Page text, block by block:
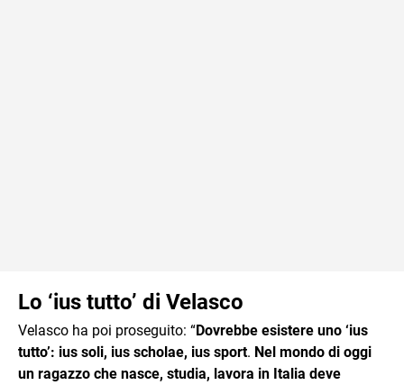
Lo ‘ius tutto’ di Velasco
Velasco ha poi proseguito: “Dovrebbe esistere uno ‘ius
tutto’: ius soli, ius scholae, ius sport. Nel mondo di oggi
un ragazzo che nasce, studia, lavora in Italia deve